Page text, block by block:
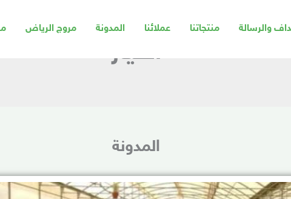
والرسالة منتجاتنا عملائنا المدونة مروج الرياض
الخيار
المدونة
Page
Page
Page
Page
Page